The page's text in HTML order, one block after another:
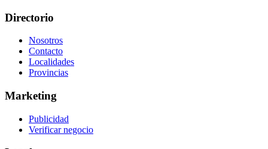
Directorio
Nosotros
Contacto
Localidades
Provincias
Marketing
Publicidad
Verificar negocio